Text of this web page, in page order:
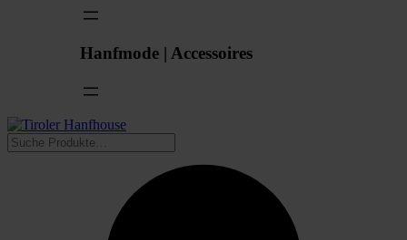
Hanfmode | Accessoires
Suchen